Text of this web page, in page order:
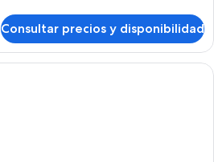
Consultar precios y disponibilidad